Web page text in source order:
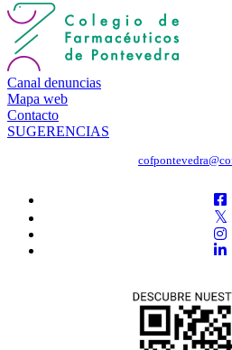
Canal denuncias
Mapa web
Contacto
SUGERENCIAS